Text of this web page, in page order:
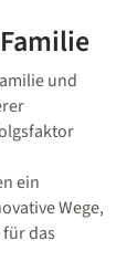
und
ein
Wege,
das